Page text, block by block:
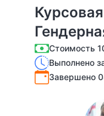
Стоимость
Выполнено
Завершено